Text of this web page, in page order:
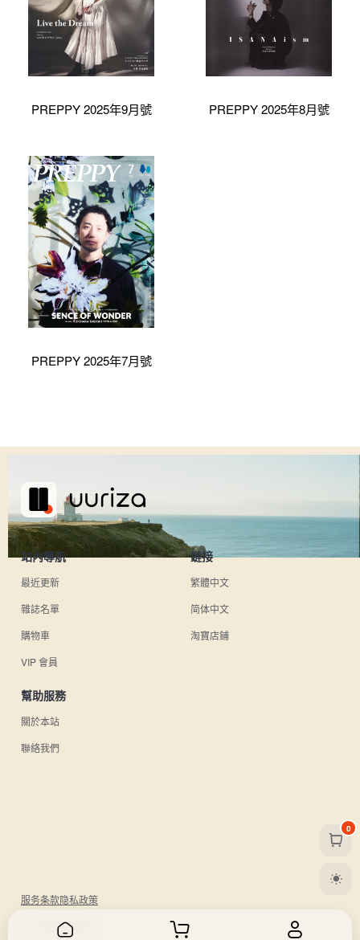
PREPPY 2025年9月號 PREPPY 2025年8月號
PREPPY 2025年7月號
站內導航
最近更新
雜誌名單
購物車
VIP 會員
鏈接
繁體中文
简体中文
淘寶店鋪
幫助服務
關於本站
聯絡我們
服务条款隐私政策
© 2026 UU日雜.
0